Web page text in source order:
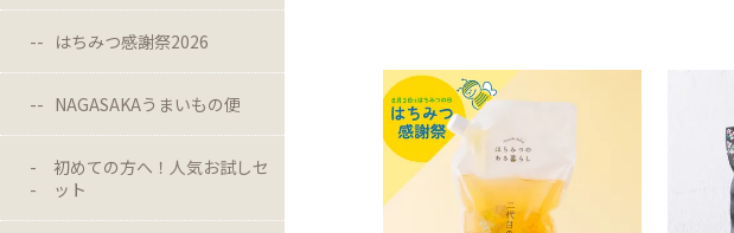
はちみつ感謝祭2026
NAGASAKAうまいもの便
初めての方へ！人気お試しセ
ット